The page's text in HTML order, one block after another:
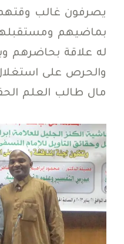
يصرفون غالب
بماضيهم
له علاقة بحاضرهم
والحرص على
مال طالب العلم